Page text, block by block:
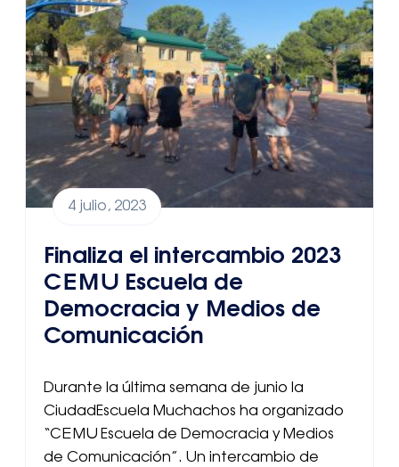
4 julio, 2023
Finaliza el intercambio 2023
CEMU Escuela de
Democracia y Medios de
Comunicación
Durante la última semana de junio la
CiudadEscuela Muchachos ha organizado
“CEMU Escuela de Democracia y Medios
de Comunicación”. Un intercambio de